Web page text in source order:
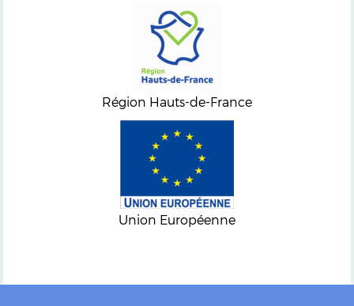
Région Hauts-de-France
Union Européenne